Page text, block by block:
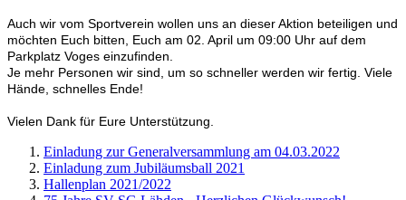
Auch wir vom Sportverein wollen uns an dieser Aktion beteiligen und
möchten Euch bitten, Euch am 02. April um 09:00 Uhr auf dem
Parkplatz Voges einzufinden.
Je mehr Personen wir sind, um so schneller werden wir fertig. Viele
Hände, schnelles Ende!
Vielen Dank für Eure Unterstützung.
Einladung zur Generalversammlung am 04.03.2022
Einladung zum Jubiläumsball 2021
Hallenplan 2021/2022